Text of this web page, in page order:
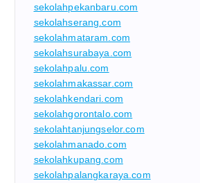
sekolahpekanbaru.com
sekolahserang.com
sekolahmataram.com
sekolahsurabaya.com
sekolahpalu.com
sekolahmakassar.com
sekolahkendari.com
sekolahgorontalo.com
sekolahtanjungselor.com
sekolahmanado.com
sekolahkupang.com
sekolahpalangkaraya.com